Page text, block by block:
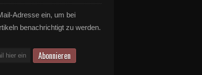
Adresse ein, um bei
benachrichtigt zu werden.